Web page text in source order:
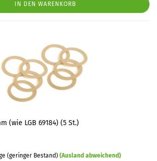
IN DEN WARENKORB
(wie LGB 69184) (5 St.)
(geringer Bestand) (Ausland abweichend)